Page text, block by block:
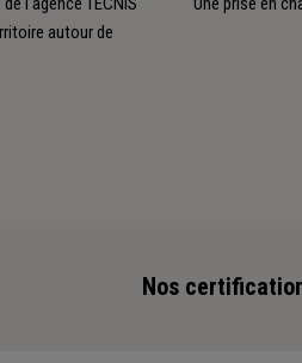
autour de
Nos